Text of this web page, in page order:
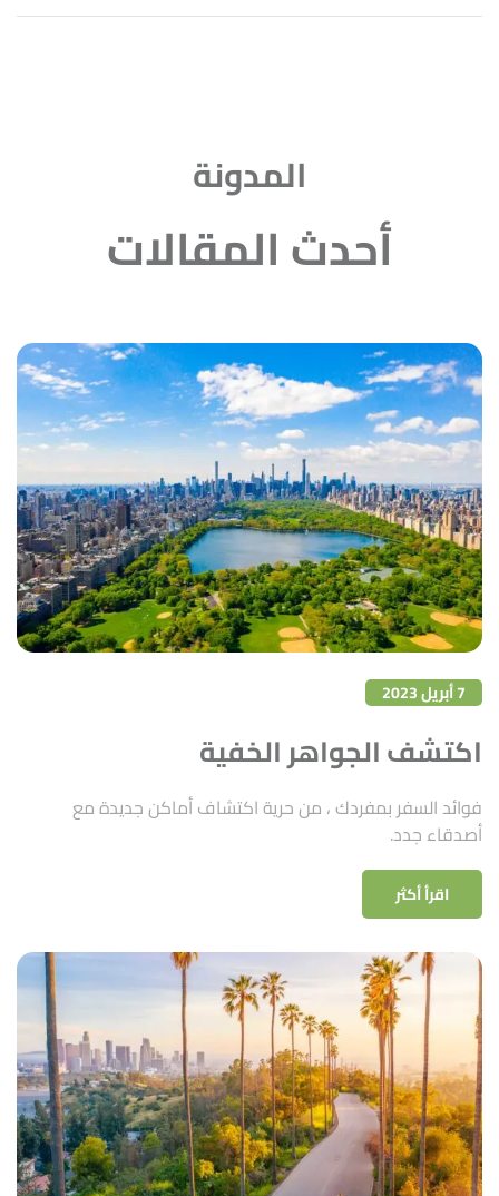
المدونة
أحدث المقالات
7 أبريل 2023
اكتشف الجواهر الخفية
فوائد السفر بمفردك ، من حرية اكتشاف أماكن جديدة مع
أصدقاء جدد.
اقرأ أكثر